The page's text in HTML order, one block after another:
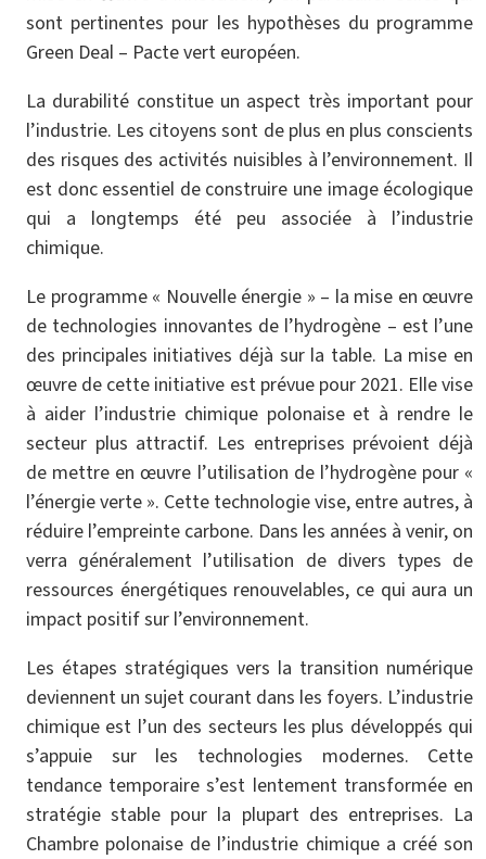
sont pertinentes pour les hypothèses du programme
Green Deal – Pacte vert européen.
La durabilité constitue un aspect très important pour
l’industrie. Les citoyens sont de plus en plus conscients
des risques des activités nuisibles à l’environnement. Il
est donc essentiel de construire une image écologique
qui a longtemps été peu associée à l’industrie
chimique.
Le programme « Nouvelle énergie » – la mise en œuvre
de technologies innovantes de l’hydrogène – est l’une
des principales initiatives déjà sur la table. La mise en
œuvre de cette initiative est prévue pour 2021. Elle vise
à aider l’industrie chimique polonaise et à rendre le
secteur plus attractif. Les entreprises prévoient déjà
de mettre en œuvre l’utilisation de l’hydrogène pour «
l’énergie verte ». Cette technologie vise, entre autres, à
réduire l’empreinte carbone. Dans les années à venir, on
verra généralement l’utilisation de divers types de
ressources énergétiques renouvelables, ce qui aura un
impact positif sur l’environnement.
Les étapes stratégiques vers la transition numérique
deviennent un sujet courant dans les foyers. L’industrie
chimique est l’un des secteurs les plus développés qui
s’appuie sur les technologies modernes. Cette
tendance temporaire s’est lentement transformée en
stratégie stable pour la plupart des entreprises. La
Chambre polonaise de l’industrie chimique a créé son